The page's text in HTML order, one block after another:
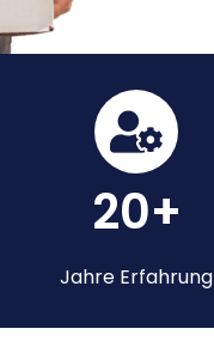
20+
Jahre Erfahrung